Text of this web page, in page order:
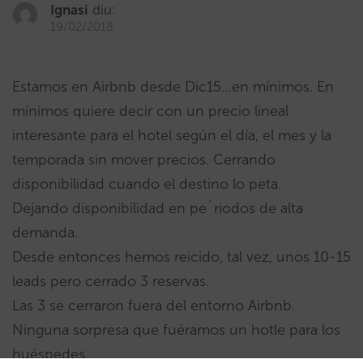
Ignasi diu:
19/02/2018
Estamos en Airbnb desde Dic15…en mínimos. En
mínimos quiere decir con un precio lineal
interesante para el hotel según el día, el mes y la
temporada sin mover precios. Cerrando
disponibilidad cuando el destino lo peta.
Dejando disponibilidad en pe´riodos de alta
demanda.
Desde entonces hemos reicido, tal vez, unos 10-15
leads pero cerrado 3 reservas.
Las 3 se cerraron fuera del entorno Airbnb.
Ninguna sorpresa que fuéramos un hotle para los
huéspedes.